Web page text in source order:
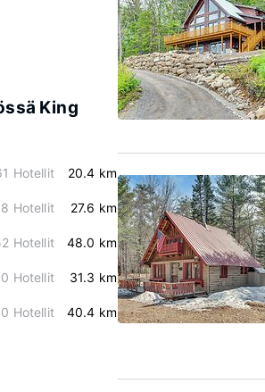
King
Hotellit 20.4 km
Hotellit 27.6 km
Hotellit 48.0 km
Hotellit 31.3 km
Hotellit 40.4 km